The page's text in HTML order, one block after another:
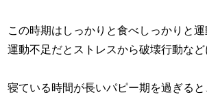
この時期はしっかりと食べしっかりと
運動不足だとストレスから破壊行動など
寝ている時間が長いパピー期を過ぎる